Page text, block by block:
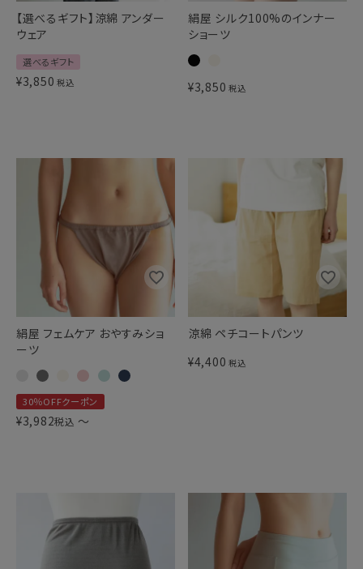
【選べるギフト】涼綿 アンダー
ウェア
選べるギフト
¥3,850 税込
絹屋 シルク100%のインナー
ショーツ
¥3,850 税込
絹屋 フェムケア おやすみショ
ーツ
30％OFFクーポン
¥3,982税込 〜
涼綿 ペチコートパンツ
¥4,400 税込